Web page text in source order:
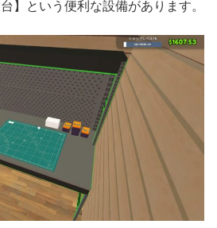
】という便利な設備があります。